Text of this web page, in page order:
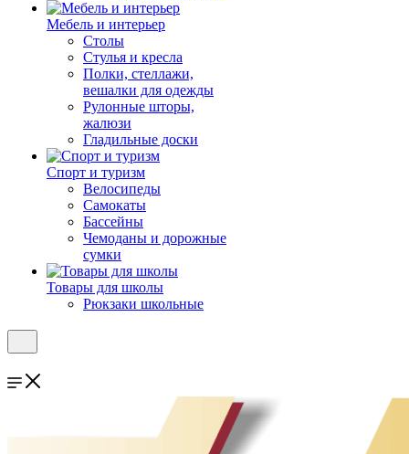
Мебель и интерьер
Столы
Стулья и кресла
Полки, стеллажи,
вешалки для одежды
Рулонные шторы,
жалюзи
Гладильные доски
Спорт и туризм
Велосипеды
Самокаты
Бассейны
Чемоданы и дорожные
сумки
Товары для школы
Рюкзаки школьные